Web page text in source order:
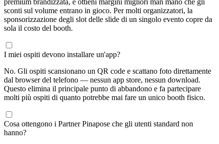
sconti sul volume entrano in gioco. Per molti organizzatori, la
sponsorizzazione degli slot delle slide di un singolo evento copre da
sola il costo del booth.
I miei ospiti devono installare un'app?
No. Gli ospiti scansionano un QR code e scattano foto direttamente
dal browser del telefono — nessun app store, nessun download.
Questo elimina il principale punto di abbandono e fa partecipare
molti più ospiti di quanto potrebbe mai fare un unico booth fisico.
Cosa ottengono i Partner Pinapose che gli utenti standard non
hanno?